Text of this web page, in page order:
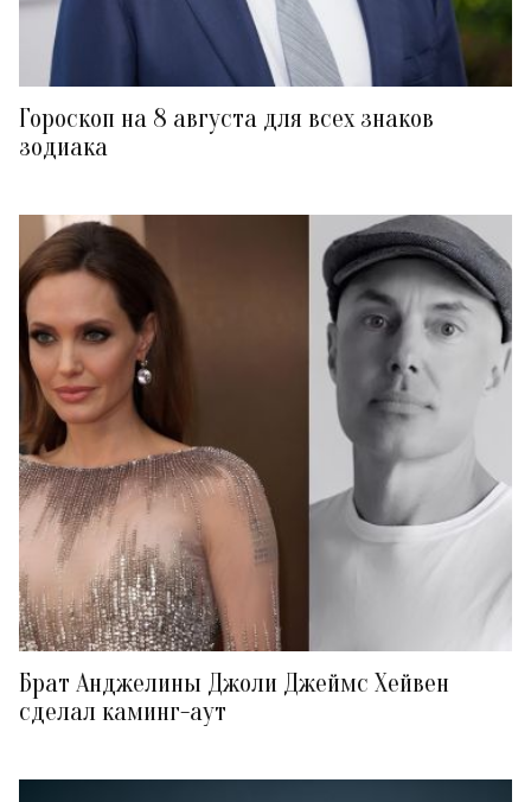
Гороскоп на 8 августа для всех знаков
зодиака
Брат Анджелины Джоли Джеймс Хейвен
сделал каминг-аут